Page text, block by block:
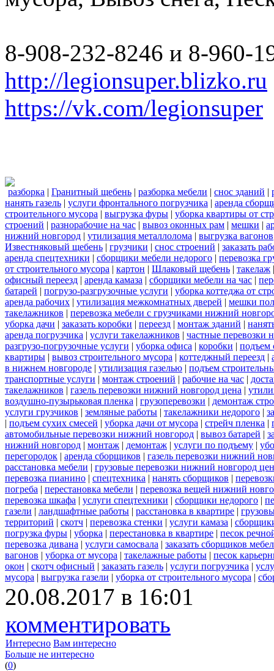
8-908-232-8246 и 8-960-
http://legionsuper.blizko.ru
https://vk.com/legionsuper
разборка | Гранитный щебень | разборка мебели | снос зданий |
нанять газель | услуги фронтального погрузчика | аренда
строительного мусора | выгрузка фуры | уборка квартиры от
строений | разнорабочие на час | вывоз оконных рам | мешки |
нижний новгород | утилизация металлолома | выгрузка вагонов
Известняковый щебень | грузчики | снос строений | заказать
аренда спецтехники | сборщики мебели недорого | перевозка
от строительного мусора | картон | Шлаковый щебень | такелаж
офисный переезд | аренда камаза | сборщики мебели на час |
батарей | погрузо-разгрузочные услуги | уборка коттеджа от
аренда рабочих | утилизация межкомнатных дверей | мешки
такелажников | перевозка мебели с грузчиками нижний
уборка дачи | заказать коробки | переезд | монтаж зданий |
аренда погрузчика | услуги такелажников | частные перевозки
разгрузо-погрузочные услуги | уборка офиса | коробки | подъем
квартиры | вывоз строительного мусора | коттеджный переезд |
в нижнем новгороде | утилизация газелью | подъем
транспортные услуги | монтаж строений | рабочие на час |
такелажников | газель перевозки нижний новгород цена |
воздушно-пузырьковая пленка | грузоперевозки | демонтаж
услуги грузчиков | земляные работы | такелажники недорого |
| подъем сухих смесей | уборка дачи от мусора | стрейч пленка |
автомобильные перевозки нижний новгород | вывоз батарей |
нижний новгород | монтаж | демонтаж | услуги по подъему |
перегородок | аренда сборщиков | газель перевозки нижний
расстановка мебели | грузовые перевозки нижний новгород
перевозка пианино | спецтехника | нанять сборщиков |
погреба | перестановка мебели | перевозка вещей нижний
перевозка шкафа | услуги спецтехники | сборщики недорого |
газели | ландшафтные работы | расстановка в квартире |
территорий | скотч | перевозка стенки | услуги камаза |
погрузка фуры | уборка | перестановка в квартире | песок
перевозка дивана | услуги самосвала | заказать сборщиков
вагонов | уборка от мусора | такелажные работы | песок
окон | скотч офисный | заказать газель | услуги погрузчика |
мусора | выгрузка газели | уборка от строительного мусора |
20.08.2017 в 16:01
комментировать
Интересно Вам интересно
Больше не интересно
(0)